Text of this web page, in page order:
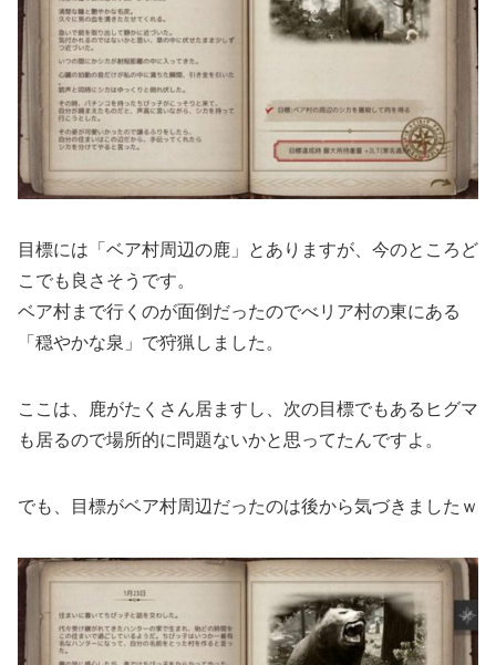
目標には「ベア村周辺の鹿」とありますが、今のところど
こでも良さそうです。
ベア村まで行くのが面倒だったのでべリア村の東にある
「穏やかな泉」で狩猟しました。
ここは、鹿がたくさん居ますし、次の目標でもあるヒグマ
も居るので場所的に問題ないかと思ってたんですよ。
でも、目標がベア村周辺だったのは後から気づきましたｗ